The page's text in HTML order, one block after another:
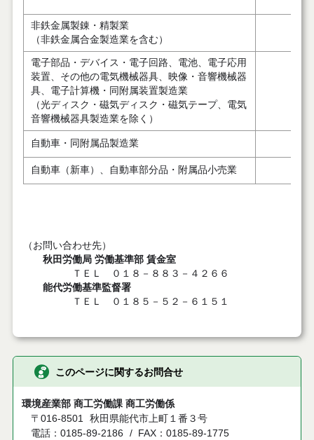
非鉄金属製錬・精製業
（非鉄金属合金製造業を含む）
電子部品・デバイス・電子回路、電池、電子応用
装置、その他の電気機械器具、映像・音響機械器
具、電子計算機・同附属装置製造業
（光ディスク・磁気ディスク・磁気テープ、電気
音響機械器具製造業を除く）
自動車・同附属品製造業
自動車（新車）、自動車部分品・附属品小売業
（お問い合わせ先）
秋田労働局 労働基準部 賃金室
ＴＥＬ ０１８－８８３－４２６６
能代労働基準監督署
ＴＥＬ ０１８５－５２－６１５１
このページに関するお問合せ
環境産業部 商工労働課 商工労働係
〒016-8501 秋田県能代市上町１番３号
電話：0185-89-2186
FAX：0185-89-1775